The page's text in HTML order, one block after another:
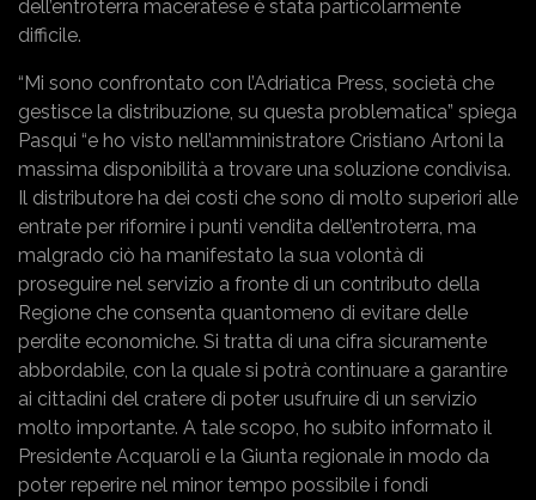
dell’entroterra maceratese è stata particolarmente
difficile.
“Mi sono confrontato con l’Adriatica Press, società che
gestisce la distribuzione, su questa problematica” spiega
Pasqui “e ho visto nell’amministratore Cristiano Artoni la
massima disponibilità a trovare una soluzione condivisa.
Il distributore ha dei costi che sono di molto superiori alle
entrate per rifornire i punti vendita dell’entroterra, ma
malgrado ciò ha manifestato la sua volontà di
proseguire nel servizio a fronte di un contributo della
Regione che consenta quantomeno di evitare delle
perdite economiche. Si tratta di una cifra sicuramente
abbordabile, con la quale si potrà continuare a garantire
ai cittadini del cratere di poter usufruire di un servizio
molto importante. A tale scopo, ho subito informato il
Presidente Acquaroli e la Giunta regionale in modo da
poter reperire nel minor tempo possibile i fondi